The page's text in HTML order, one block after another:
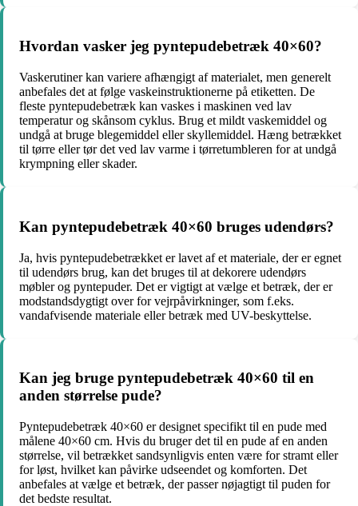
Hvordan vasker jeg pyntepudebetræk 40×60?
Vaskerutiner kan variere afhængigt af materialet, men generelt
anbefales det at følge vaskeinstruktionerne på etiketten. De
fleste pyntepudebetræk kan vaskes i maskinen ved lav
temperatur og skånsom cyklus. Brug et mildt vaskemiddel og
undgå at bruge blegemiddel eller skyllemiddel. Hæng betrækket
til tørre eller tør det ved lav varme i tørretumbleren for at undgå
krympning eller skader.
Kan pyntepudebetræk 40×60 bruges udendørs?
Ja, hvis pyntepudebetrækket er lavet af et materiale, der er egnet
til udendørs brug, kan det bruges til at dekorere udendørs
møbler og pyntepuder. Det er vigtigt at vælge et betræk, der er
modstandsdygtigt over for vejrpåvirkninger, som f.eks.
vandafvisende materiale eller betræk med UV-beskyttelse.
Kan jeg bruge pyntepudebetræk 40×60 til en
anden størrelse pude?
Pyntepudebetræk 40×60 er designet specifikt til en pude med
målene 40×60 cm. Hvis du bruger det til en pude af en anden
størrelse, vil betrækket sandsynligvis enten være for stramt eller
for løst, hvilket kan påvirke udseendet og komforten. Det
anbefales at vælge et betræk, der passer nøjagtigt til puden for
det bedste resultat.